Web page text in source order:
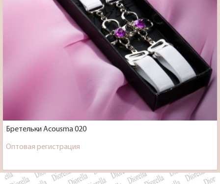
Бретельки Acousma 020
Оптовая регистрация